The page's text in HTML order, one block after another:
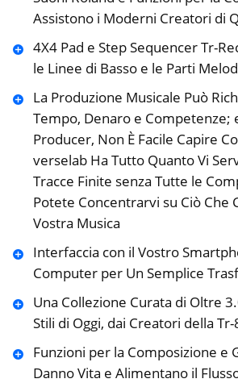
Assistono i Moderni Creatori di
4X4 Pad e Step Sequencer Tr-
le Linee di Basso e le Parti
La Produzione Musicale Può
Tempo, Denaro e Competenze;
Producer, Non È Facile Capire
verselab Ha Tutto Quanto Vi
Tracce Finite senza Tutte le
Potete Concentrarvi su Ciò Che
Vostra Musica
Interfaccia con il Vostro
Computer per Un Semplice
Una Collezione Curata di Oltre
Stili di Oggi, dai Creatori della
Funzioni per la Composizione e
Danno Vita e Alimentano il